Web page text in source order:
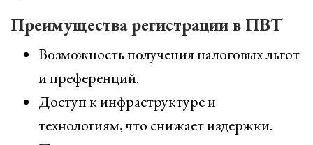
Преимущества регистрации в ПВТ
Возможность получения налоговых льгот
и преференций.
Доступ к инфраструктуре и
технологиям, что снижает издержки.